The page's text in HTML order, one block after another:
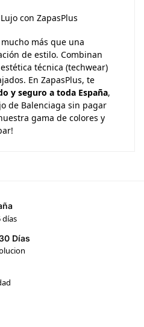
con ZapasPlus
más que una
de estilo. Combinan
técnica (techwear)
En ZapasPlus, te
y seguro a toda España,
de Balenciaga sin pagar
gama de colores y
días
Días